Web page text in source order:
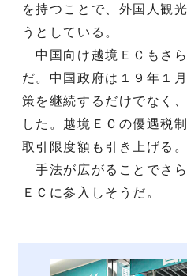
を持つことで、外国人観
うとしている。
中国向け越境ＥＣもさ
だ。中国政府は１９年１
策を継続するだけでなく
した。越境ＥＣの優遇税
取引限度額も引き上げる。
手法が広がることでさ
ＥＣに参入しそうだ。